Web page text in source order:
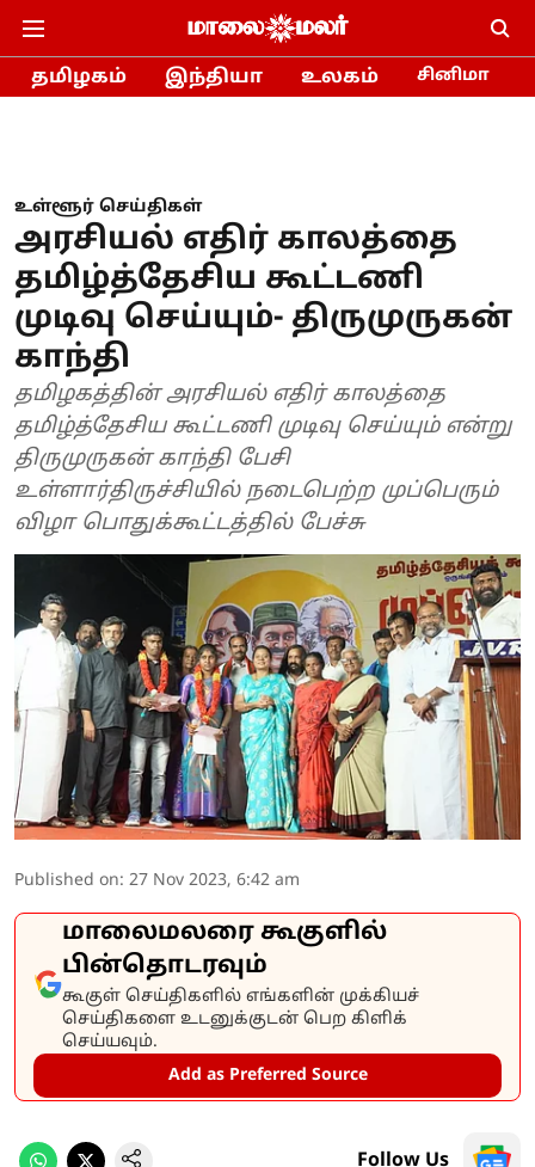
தமிழகம் இந்தியா உலகம் சினிமா
உள்ளூர் செய்திகள்
அரசியல் எதிர் காலத்தை
தமிழ்த்தேசிய கூட்டணி
முடிவு செய்யும்- திருமுருகன்
காந்தி
தமிழகத்தின் அரசியல் எதிர் காலத்தை
தமிழ்த்தேசிய கூட்டணி முடிவு செய்யும் என்று
திருமுருகன் காந்தி பேசி
உள்ளார்திருச்சியில் நடைபெற்ற முப்பெரும்
விழா பொதுக்கூட்டத்தில் பேச்சு
Published on: 27 Nov 2023, 6:42 am
மாலைமலரை கூகுளில்
பின்தொடரவும்
கூகுள் செய்திகளில் எங்களின் முக்கியச்
செய்திகளை உடனுக்குடன் பெற கிளிக்
செய்யவும்.
Add as Preferred Source
Follow Us